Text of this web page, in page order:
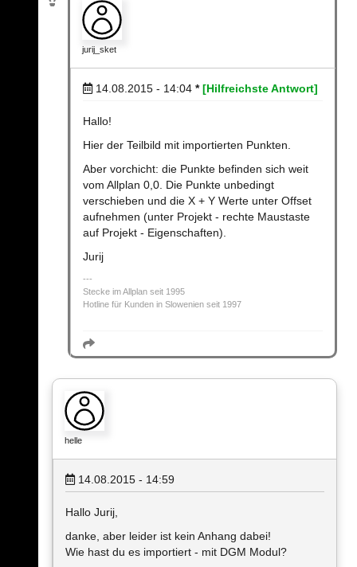
jurij_sket
14.08.2015 - 14:04 * [Hilfreichste Antwort]
Hallo!
Hier der Teilbild mit importierten Punkten.
Aber vorchicht: die Punkte befinden sich weit
vom Allplan 0,0. Die Punkte unbedingt
verschieben und die X + Y Werte unter Offset
aufnehmen (unter Projekt - rechte Maustaste
auf Projekt - Eigenschaften).
Jurij
Stecke im Allplan seit 1995
Hotline für Kunden in Slowenien seit 1997
helle
14.08.2015 - 14:59
Hallo Jurij,
danke, aber leider ist kein Anhang dabei!
Wie hast du es importiert - mit DGM Modul?